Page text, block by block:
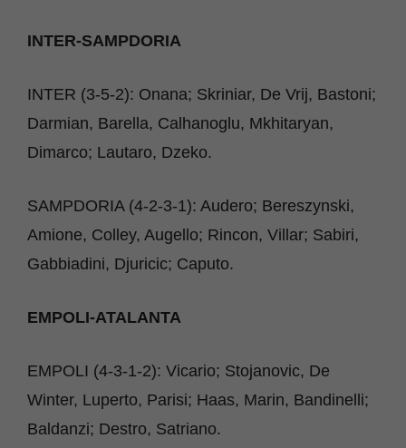
INTER-SAMPDORIA
INTER (3-5-2): Onana; Skriniar, De Vrij, Bastoni;
Darmian, Barella, Calhanoglu, Mkhitaryan,
Dimarco; Lautaro, Dzeko.
SAMPDORIA (4-2-3-1): Audero; Bereszynski,
Amione, Colley, Augello; Rincon, Villar; Sabiri,
Gabbiadini, Djuricic; Caputo.
EMPOLI-ATALANTA
EMPOLI (4-3-1-2): Vicario; Stojanovic, De
Winter, Luperto, Parisi; Haas, Marin, Bandinelli;
Baldanzi; Destro, Satriano.